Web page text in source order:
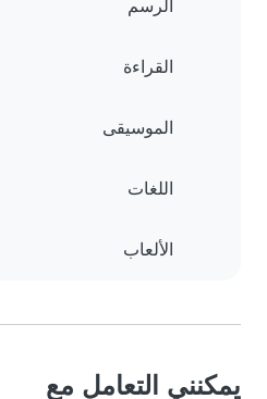
الرسم
القراءة
الموسيقى
اللغات
الألعاب
يمكنني التعامل مع